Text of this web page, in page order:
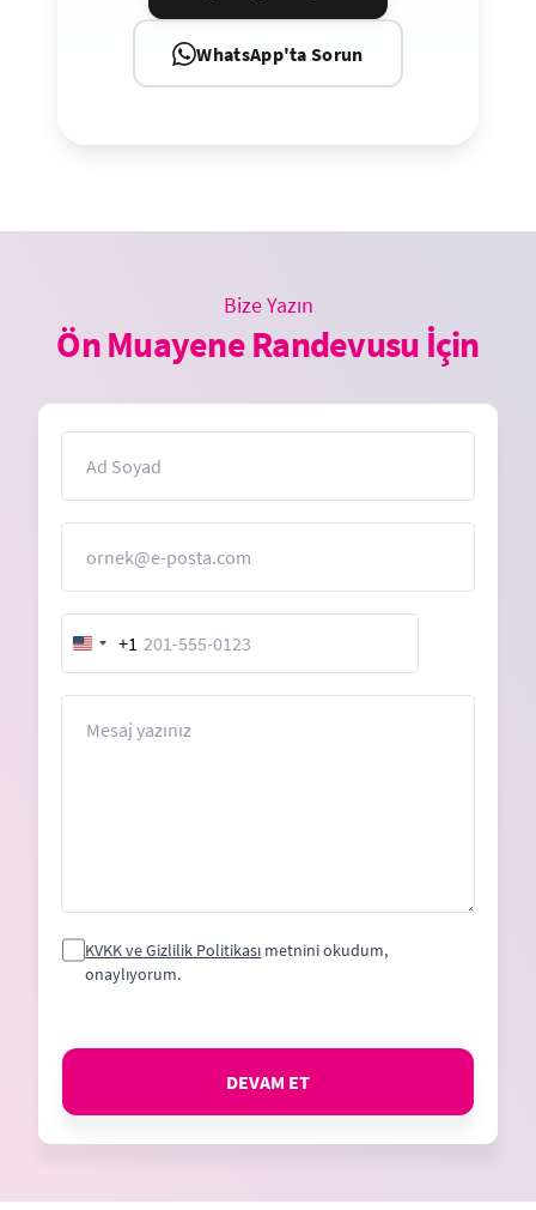
WhatsApp'ta Sorun
Bize Yazın
Ön Muayene Randevusu İçin
United
States
+1
KVKK ve Gizlilik Politikası metnini okudum,
onaylıyorum.
DEVAM ET